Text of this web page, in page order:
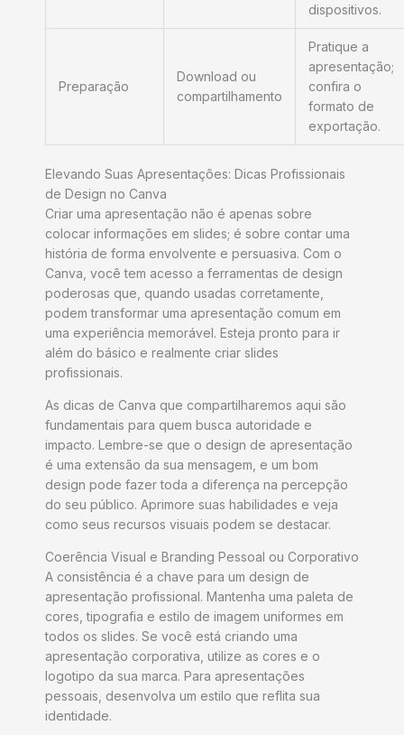
dispositivos.
Preparação
Download ou
compartilhamento
Pratique a
apresentação;
confira o
formato de
exportação.
Elevando Suas Apresentações: Dicas Profissionais
de Design no Canva
Criar uma apresentação não é apenas sobre
colocar informações em slides; é sobre contar uma
história de forma envolvente e persuasiva. Com o
Canva, você tem acesso a ferramentas de design
poderosas que, quando usadas corretamente,
podem transformar uma apresentação comum em
uma experiência memorável. Esteja pronto para ir
além do básico e realmente criar slides
profissionais.
As dicas de Canva que compartilharemos aqui são
fundamentais para quem busca autoridade e
impacto. Lembre-se que o design de apresentação
é uma extensão da sua mensagem, e um bom
design pode fazer toda a diferença na percepção
do seu público. Aprimore suas habilidades e veja
como seus recursos visuais podem se destacar.
Coerência Visual e Branding Pessoal ou Corporativo
A consistência é a chave para um design de
apresentação profissional. Mantenha uma paleta de
cores, tipografia e estilo de imagem uniformes em
todos os slides. Se você está criando uma
apresentação corporativa, utilize as cores e o
logotipo da sua marca. Para apresentações
pessoais, desenvolva um estilo que reflita sua
identidade.